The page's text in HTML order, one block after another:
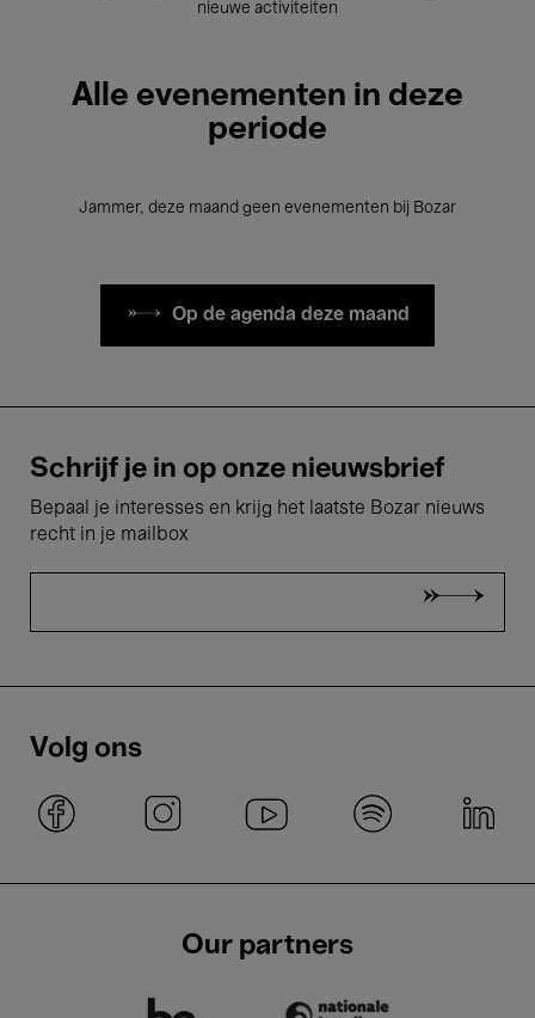
nieuwe activiteiten
Alle evenementen in deze
periode
Jammer, deze maand geen evenementen bij Bozar
Op de agenda deze maand
Schrijf je in op onze nieuwsbrief
Bepaal je interesses en krijg het laatste Bozar nieuws
recht in je mailbox
Volg ons
Our partners